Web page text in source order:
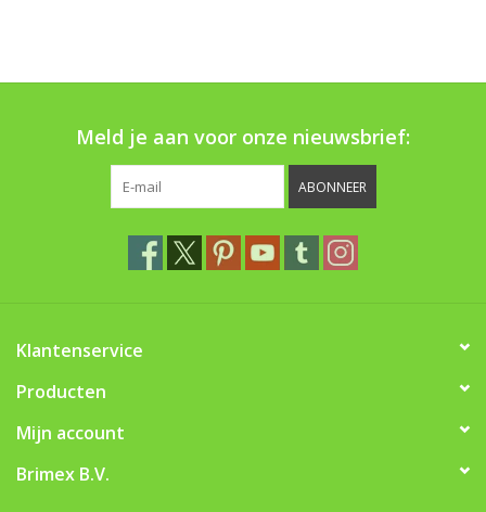
Meld je aan voor onze nieuwsbrief:
ABONNEER
Klantenservice
Producten
Mijn account
Brimex B.V.